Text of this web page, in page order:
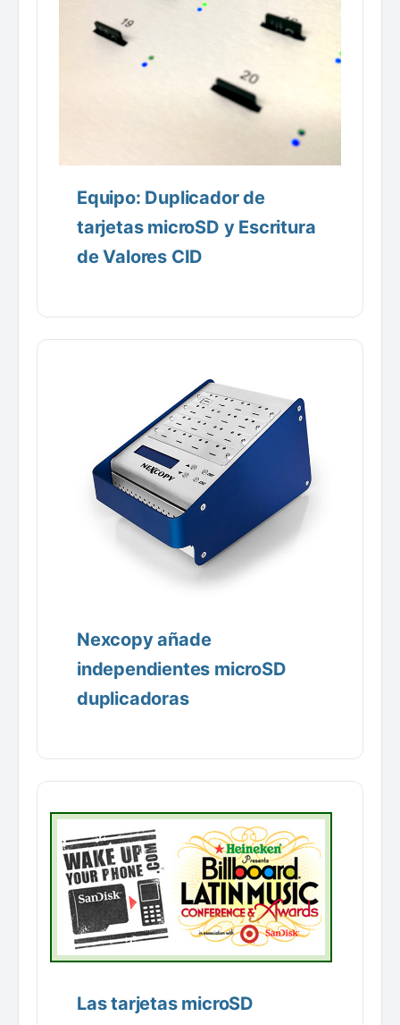
Equipo: Duplicador de
tarjetas microSD y Escritura
de Valores CID
Nexcopy añade
independientes microSD
duplicadoras
Las tarjetas microSD